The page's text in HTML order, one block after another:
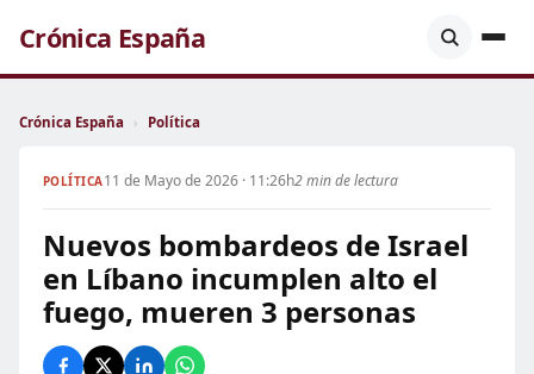
Crónica España
Crónica España › Política
POLÍTICA11 de Mayo de 2026 · 11:26h2 min de lectura
Nuevos bombardeos de Israel
en Líbano incumplen alto el
fuego, mueren 3 personas